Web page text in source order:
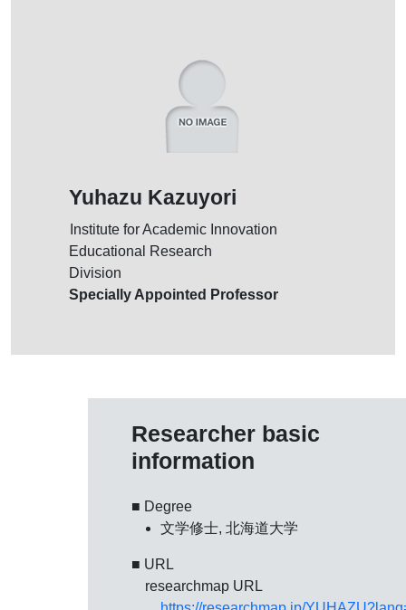
Yuhazu Kazuyori
Institute for Academic Innovation
Educational Research
Division
Specially Appointed Professor
Researcher basic
information
■ Degree
文学修士, 北海道大学
■ URL
researchmap URL